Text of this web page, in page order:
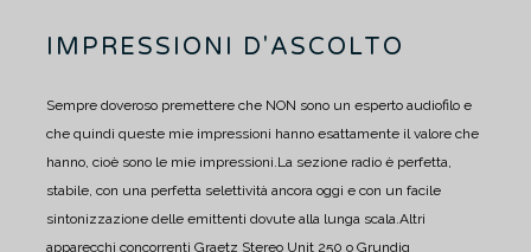
IMPRESSIONI D'ASCOLTO
Sempre doveroso premettere che NON sono un esperto audiofilo e
che quindi queste mie impressioni hanno esattamente il valore che
hanno, cioè sono le mie impressioni.La sezione radio è perfetta,
stabile, con una perfetta selettività ancora oggi e con un facile
sintonizzazione delle emittenti dovute alla lunga scala.Altri
apparecchi concorrenti Graetz Stereo Unit 250 o Grundig